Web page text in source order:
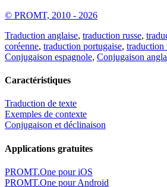
© PROMT, 2010 - 2026
Traduction anglaise, traduction russe,
coréenne, traduction portugaise, traduction
Conjugaison espagnole, Conjugaison
Caractéristiques
Traduction de texte
Exemples de contexte
Conjugaison et déclinaison
Applications gratuites
PROMT.One pour iOS
PROMT.One pour Android